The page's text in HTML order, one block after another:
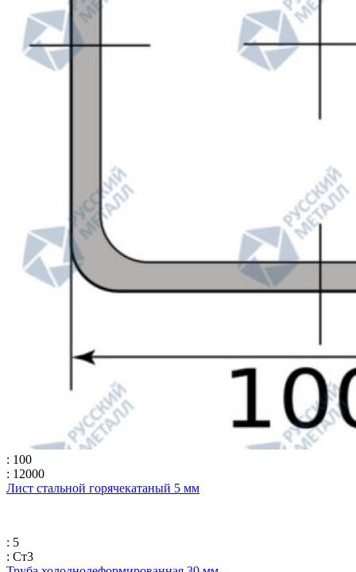
: 100
: 12000
Лист стальной горячекатаный 5 мм
: 5
: Ст3